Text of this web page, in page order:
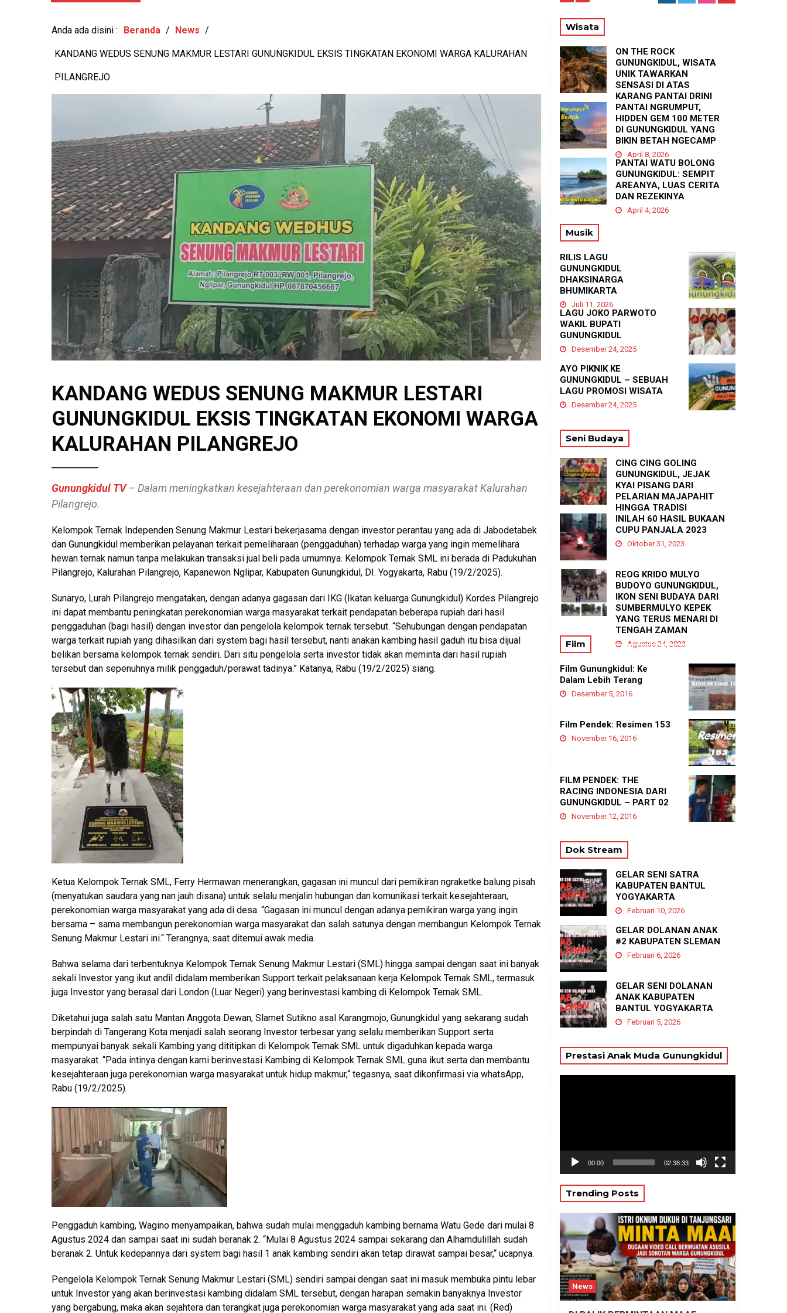
Anda ada disini : Beranda / News /
KANDANG WEDUS SENUNG MAKMUR LESTARI GUNUNGKIDUL EKSIS TINGKATAN EKONOMI WARGA KALURAHAN
PILANGREJO
KANDANG WEDUS SENUNG MAKMUR LESTARI
GUNUNGKIDUL EKSIS TINGKATAN EKONOMI WARGA
KALURAHAN PILANGREJO
Gunungkidul TV– Dalam meningkatkan kesejahteraan dan perekonomian warga masyarakat Kalurahan
Pilangrejo.
Kelompok Ternak Independen Senung Makmur Lestari bekerjasama dengan investor perantau yang ada di Jabodetabek
dan Gunungkidul memberikan pelayanan terkait pemeliharaan (penggaduhan) terhadap warga yang ingin memelihara
hewan ternak namun tanpa melakukan transaksi jual beli pada umumnya. Kelompok Ternak SML ini berada di Padukuhan
Pilangrejo, Kalurahan Pilangrejo, Kapanewon Nglipar, Kabupaten Gunungkidul, DI. Yogyakarta, Rabu (19/2/2025).
Sunaryo, Lurah Pilangrejo mengatakan, dengan adanya gagasan dari IKG (Ikatan keluarga Gunungkidul) Kordes Pilangrejo
ini dapat membantu peningkatan perekonomian warga masyarakat terkait pendapatan beberapa rupiah dari hasil
penggaduhan (bagi hasil) dengan investor dan pengelola kelompok ternak tersebut. “Sehubungan dengan pendapatan
warga terkait rupiah yang dihasilkan dari system bagi hasil tersebut, nanti anakan kambing hasil gaduh itu bisa dijual
belikan bersama kelompok ternak sendiri. Dari situ pengelola serta investor tidak akan meminta dari hasil rupiah
tersebut dan sepenuhnya milik penggaduh/perawat tadinya.” Katanya, Rabu (19/2/2025) siang.
Ketua Kelompok Ternak SML, Ferry Hermawan menerangkan, gagasan ini muncul dari pemikiran ngraketke balung pisah
(menyatukan saudara yang nan jauh disana) untuk selalu menjalin hubungan dan komunikasi terkait kesejahteraan,
perekonomian warga masyarakat yang ada di desa. “Gagasan ini muncul dengan adanya pemikiran warga yang ingin
bersama – sama membangun perekonomian warga masyarakat dan salah satunya dengan membangun Kelompok Ternak
Senung Makmur Lestari ini.“ Terangnya, saat ditemui awak media.
Bahwa selama dari terbentuknya Kelompok Ternak Senung Makmur Lestari (SML) hingga sampai dengan saat ini banyak
sekali Investor yang ikut andil didalam memberikan Support terkait pelaksanaan kerja Kelompok Ternak SML, termasuk
juga Investor yang berasal dari London (Luar Negeri) yang berinvestasi kambing di Kelompok Ternak SML.
Diketahui juga salah satu Mantan Anggota Dewan, Slamet Sutikno asal Karangmojo, Gunungkidul yang sekarang sudah
berpindah di Tangerang Kota menjadi salah seorang Investor terbesar yang selalu memberikan Support serta
mempunyai banyak sekali Kambing yang dititipkan di Kelompok Ternak SML untuk digaduhkan kepada warga
masyarakat. “Pada intinya dengan kami berinvestasi Kambing di Kelompok Ternak SML guna ikut serta dan membantu
kesejahteraan juga perekonomian warga masyarakat untuk hidup makmur,“ tegasnya, saat dikonfirmasi via whatsApp,
Rabu (19/2/2025).
Penggaduh kambing, Wagino menyampaikan, bahwa sudah mulai menggaduh kambing bernama Watu Gede dari mulai 8
Agustus 2024 dan sampai saat ini sudah beranak 2. “Mulai 8 Agustus 2024 sampai sekarang dan Alhamdulillah sudah
beranak 2. Untuk kedepannya dari system bagi hasil 1 anak kambing sendiri akan tetap dirawat sampai besar,“ ucapnya.
Pengelola Kelompok Ternak Senung Makmur Lestari (SML) sendiri sampai dengan saat ini masuk membuka pintu lebar
untuk Investor yang akan berinvestasi kambing didalam SML tersebut, dengan harapan semakin banyaknya Investor
yang bergabung, maka akan sejahtera dan terangkat juga perekonomian warga masyarakat yang ada saat ini. (Red)
Wisata
ON THE ROCK
GUNUNGKIDUL, WISATA
UNIK TAWARKAN
SENSASI DI ATAS
KARANG PANTAI DRINI
April 23, 2026
PANTAI NGRUMPUT,
HIDDEN GEM 100 METER
DI GUNUNGKIDUL YANG
BIKIN BETAH NGECAMP
April 8, 2026
PANTAI WATU BOLONG
GUNUNGKIDUL: SEMPIT
AREANYA, LUAS CERITA
DAN REZEKINYA
April 4, 2026
Musik
RILIS LAGU
GUNUNGKIDUL
DHAKSINARGA
BHUMIKARTA
Juli 11, 2026
LAGU JOKO PARWOTO
WAKIL BUPATI
GUNUNGKIDUL
Desember 24, 2025
AYO PIKNIK KE
GUNUNGKIDUL – SEBUAH
LAGU PROMOSI WISATA
Desember 24, 2025
Seni Budaya
CING CING GOLING
GUNUNGKIDUL, JEJAK
KYAI PISANG DARI
PELARIAN MAJAPAHIT
HINGGA TRADISI
TASYAKURAN
PADUKUHAN GEDANGAN
Agustus 21, 2025
INILAH 60 HASIL BUKAAN
CUPU PANJALA 2023
Oktober 31, 2023
REOG KRIDO MULYO
BUDOYO GUNUNGKIDUL,
IKON SENI BUDAYA DARI
SUMBERMULYO KEPEK
YANG TERUS MENARI DI
TENGAH ZAMAN
Agustus 24, 2023
Film
Film Gunungkidul: Ke
Dalam Lebih Terang
Desember 5, 2016
Film Pendek: Resimen 153
November 16, 2016
FILM PENDEK: THE
RACING INDONESIA DARI
GUNUNGKIDUL – PART 02
November 12, 2016
Dok Stream
GELAR SENI SATRA
KABUPATEN BANTUL
YOGYAKARTA
Februari 10, 2026
GELAR DOLANAN ANAK
#2 KABUPATEN SLEMAN
Februari 6, 2026
GELAR SENI DOLANAN
ANAK KABUPATEN
BANTUL YOGYAKARTA
Februari 5, 2026
Prestasi Anak Muda Gunungkidul
00:00 02:38:33
Trending Posts
News